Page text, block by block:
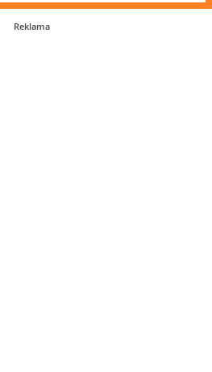
Reklama